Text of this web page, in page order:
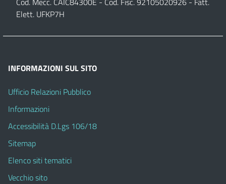
Elett. UFKP7H
INFORMAZIONI SUL SITO
Ufficio Relazioni Pubblico
Informazioni
Accessibilità D.Lgs 106/18
Sitemap
Elenco siti tematici
Vecchio sito